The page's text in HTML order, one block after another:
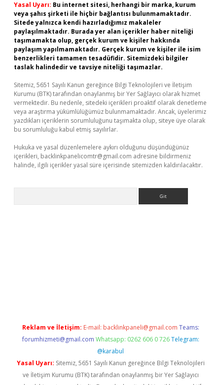
Yasal Uyarı: Bu internet sitesi, herhangi bir marka, kurum
veya şahıs şirketi ile hiçbir bağlantısı bulunmamaktadır.
Sitede yalnızca kendi hazırladığımız makaleler
paylaşılmaktadır. Burada yer alan içerikler haber niteliği
taşımamakta olup, gerçek kurum ve kişiler hakkında
paylaşım yapılmamaktadır. Gerçek kurum ve kişiler ile isim
benzerlikleri tamamen tesadüfidir. Sitemizdeki bilgiler
taslak halindedir ve tavsiye niteliği taşımazlar.
Sitemiz, 5651 Sayılı Kanun gereğince Bilgi Teknolojileri ve İletişim
Kurumu (BTK) tarafından onaylanmış bir Yer Sağlayıcı olarak hizmet
vermektedir. Bu nedenle, sitedeki içerikleri proaktif olarak denetleme
veya araştırma yükümlülüğümüz bulunmamaktadır. Ancak, üyelerimiz
yazdıkları içeriklerin sorumluluğunu taşımakta olup, siteye üye olarak
bu sorumluluğu kabul etmiş sayılırlar.
Hukuka ve yasal düzenlemelere aykırı olduğunu düşündüğünüz
içerikleri, backlinkpanelicomtr@gmail.com adresine bildirmeniz
halinde, ilgili içerikler yasal süre içerisinde sitemizden kaldırılacaktır.
Reklam ve İletişim: E-mail: backlinkpaneli@gmail.com Teams:
forumhizmeti@gmail.com Whatsapp: 0262 606 0 726 Telegram:
@karabul
Yasal Uyarı: Sitemiz, 5651 Sayılı Kanun gereğince Bilgi Teknolojileri
ve İletişim Kurumu (BTK) tarafından onaylanmış bir Yer Sağlayıcı